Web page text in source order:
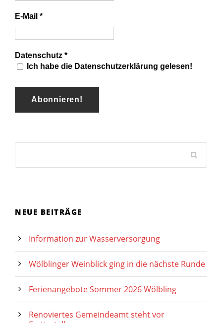
E-Mail *
Datenschutz *
Ich habe die Datenschutzerklärung gelesen!
NEUE BEITRÄGE
Information zur Wasserversorgung
Wölblinger Weinblick ging in die nächste Runde
Ferienangebote Sommer 2026 Wölbling
Renoviertes Gemeindeamt steht vor